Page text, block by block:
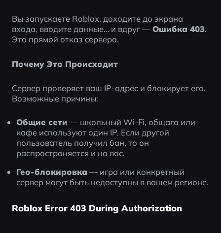
Вы запускаете Roblox, доходите до экрана
входа, вводите данные… и вдруг — Ошибка 403.
Это прямой отказ сервера.
Почему Это Происходит
Сервер проверяет ваш IP-адрес и блокирует его.
Возможные причины:
Общие сети — школьный Wi-Fi, общага или
кафе используют один IP. Если другой
пользователь получил бан, то он
распространяется и на вас.
Гео-блокировка — игра или конкретный
сервер могут быть недоступны в вашем регионе.
Roblox Error 403 During Authorization